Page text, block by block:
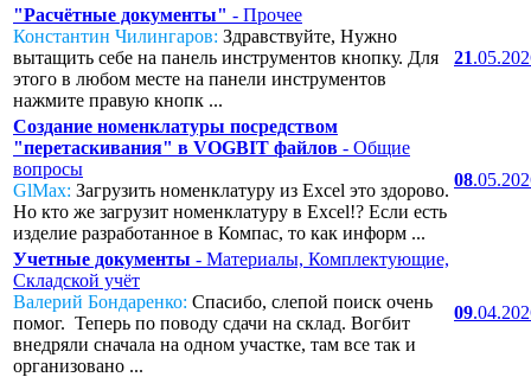
"Расчётные документы" - Прочее
Константин Чилингаров: Здравствуйте, Нужно
вытащить себе на панель инструментов кнопку. Для
этого в любом месте на панели инструментов
нажмите правую кнопк ...
21
Создание номенклатуры посредством
"перетаскивания" в VOGBIT файлов - Общие
вопросы
GlMax: Загрузить номенклатуру из Excel это здорово.
Но кто же загрузит номенклатуру в Excel!? Если есть
изделие разработанное в Компас, то как информ ...
08
Учетные документы - Материалы, Комплектующие,
Складской учёт
Валерий Бондаренко: Спасибо, слепой поиск очень
помог. Теперь по поводу сдачи на склад. Вогбит
внедряли сначала на одном участке, там все так и
организовано ...
09